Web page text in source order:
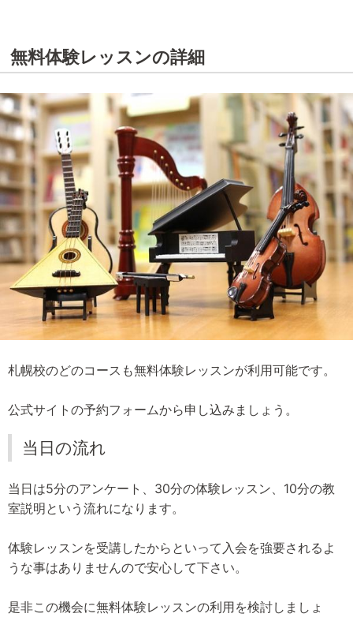
無料体験レッスンの詳細
札幌校のどのコースも無料体験レッスンが利用可能です。
公式サイトの予約フォームから申し込みましょう。
当日の流れ
当日は5分のアンケート、30分の体験レッスン、10分の教
室説明という流れになります。
体験レッスンを受講したからといって入会を強要されるよ
うな事はありませんので安心して下さい。
是非この機会に無料体験レッスンの利用を検討しましょ